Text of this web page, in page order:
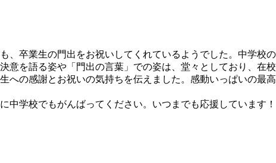
卒業生の門出をお祝いしてくれているようでした。中学校
を語る姿や「門出の言葉」での姿は、堂々としており、在
の感謝とお祝いの気持ちを伝えました。感動いっぱいの最
学校でもがんばってください。いつまでも応援しています！